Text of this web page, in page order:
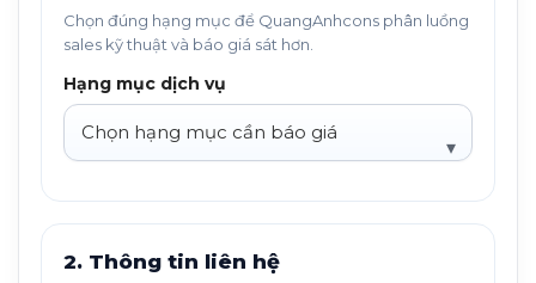
Chọn đúng hạng mục để QuangAnhcons phân luồng
sales kỹ thuật và báo giá sát hơn.
Hạng mục dịch vụ
2. Thông tin liên hệ